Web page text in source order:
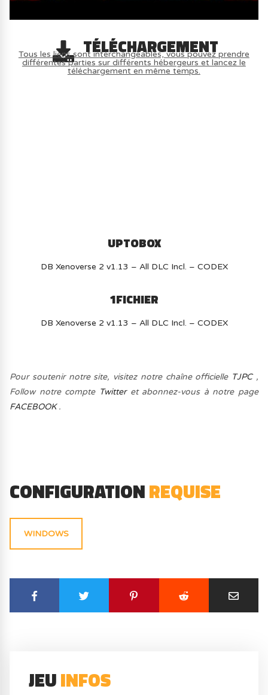
TÉLÉCHARGEMENT
Tous les liens sont interchangeables, vous pouvez prendre
différentes parties sur différents hébergeurs et lancez le
téléchargement en même temps.
UPTOBOX
DB Xenoverse 2 v1.13 – All DLC Incl. – CODEX
1FICHIER
DB Xenoverse 2 v1.13 – All DLC Incl. – CODEX
Pour soutenir notre site, visitez notre chaîne officielle TJPC,
Follow notre compte Twitteret abonnez-vous à notre page
FACEBOOK.
CONFIGURATIONREQUISE
WINDOWS
JEUINFOS